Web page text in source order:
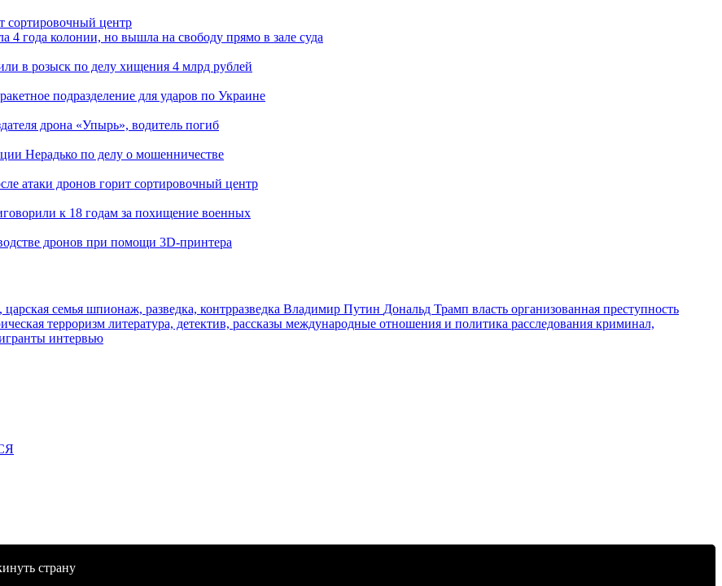
сортировочный центр
4 года колонии, но вышла на свободу прямо в зале суда
в розыск по делу хищения 4 млрд рублей
подразделение для ударов по Украине
дрона «Упырь», водитель погиб
Нерадько по делу о мошенничестве
атаки дронов горит сортировочный центр
к 18 годам за похищение военных
дронов при помощи 3D‑принтера
семья шпионаж, разведка, контрразведка Владимир Путин Дональд Трамп власть организованная преступность
терроризм литература, детектив, рассказы международные отношения и политика расследования криминал,
интервью
страну